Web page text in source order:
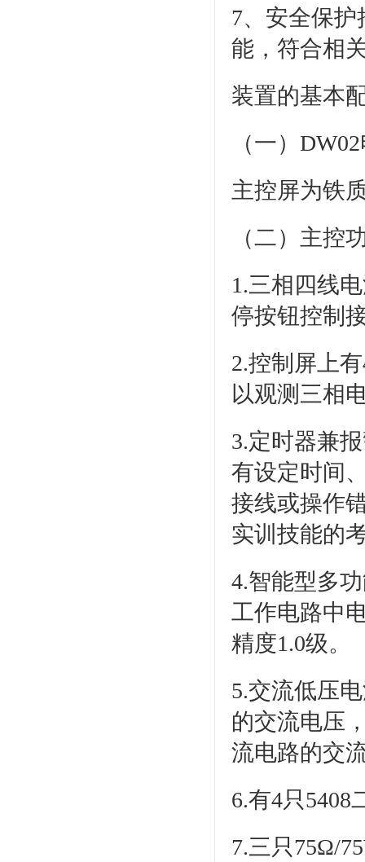
7、安全保
能，符合相
装置的基本
（一）
主控屏为铁
（二）主控
1.三相四线
停按钮控制
2.控制屏上
以观测三相
3.定时器兼
有设定时间
接线或操作
实训技能的
4.智能型多
工作电路中
精度1.0级。
5.交流低压
的交流电压
流电路的交
6.有4只
7.三只75Ω/